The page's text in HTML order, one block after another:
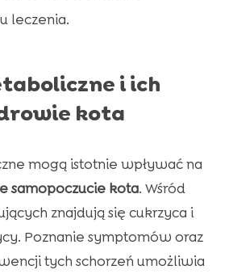
leczenia.
i ich
kota
mogą istotnie wpływać na
samopoczucie kota. Wśród
znajdują się cukrzyca i
Poznanie symptomów oraz
tych schorzeń umożliwia